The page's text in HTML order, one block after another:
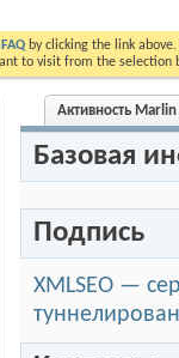
FAQ by clicking the link
to visit from the selection
Активность Marlin
Базовая
Подпись
XMLSEO —